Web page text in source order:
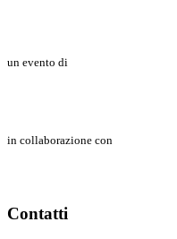
un evento di
in collaborazione con
Contatti